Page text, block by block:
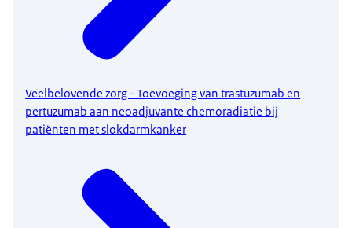
Veelbelovende zorg - Toevoeging van trastuzumab en
pertuzumab aan neoadjuvante chemoradiatie bij
patiënten met slokdarmkanker